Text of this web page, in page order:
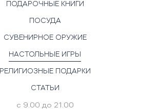
ПОДАРОЧНЫЕ КНИГИ
ПОСУДА
СУВЕНИРНОЕ ОРУЖИЕ
НАСТОЛЬНЫЕ ИГРЫ
РЕЛИГИОЗНЫЕ ПОДАРКИ
СТАТЬИ
с 9.00 до 21.00